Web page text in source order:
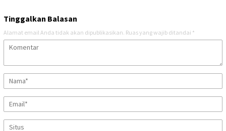
Tinggalkan Balasan
Alamat email Anda tidak akan dipublikasikan. Ruas yang wajib ditandai *